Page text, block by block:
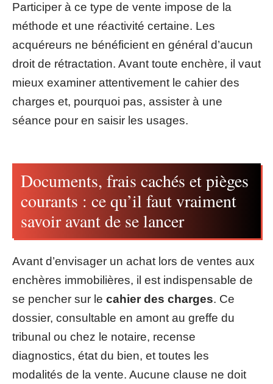
Participer à ce type de vente impose de la
méthode et une réactivité certaine. Les
acquéreurs ne bénéficient en général d’aucun
droit de rétractation. Avant toute enchère, il vaut
mieux examiner attentivement le cahier des
charges et, pourquoi pas, assister à une
séance pour en saisir les usages.
Documents, frais cachés et pièges
courants : ce qu’il faut vraiment
savoir avant de se lancer
Avant d’envisager un achat lors de ventes aux
enchères immobilières, il est indispensable de
se pencher sur le cahier des charges. Ce
dossier, consultable en amont au greffe du
tribunal ou chez le notaire, recense
diagnostics, état du bien, et toutes les
modalités de la vente. Aucune clause ne doit